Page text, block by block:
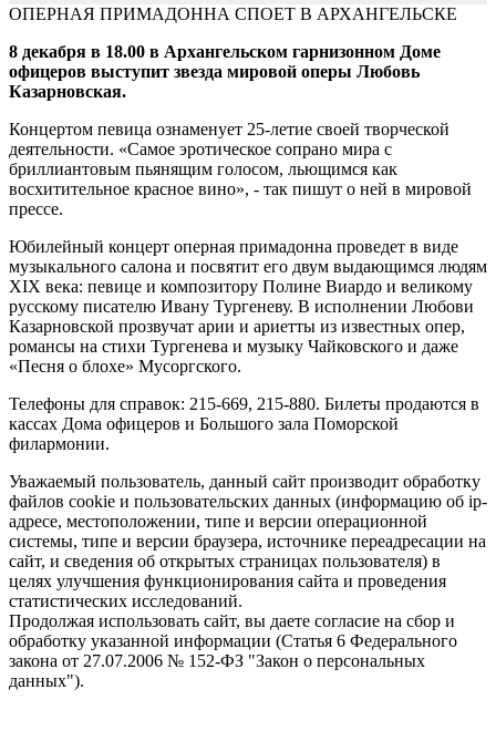
ОПЕРНАЯ ПРИМАДОННА СПОЕТ В АРХАНГЕЛЬСКЕ
8 декабря в 18.00 в Архангельском гарнизонном Доме
офицеров выступит звезда мировой оперы Любовь
Казарновская.
Концертом певица ознаменует 25-летие своей творческой
деятельности. «Самое эротическое сопрано мира с
бриллиантовым пьянящим голосом, льющимся как
восхитительное красное вино», - так пишут о ней в мировой
прессе.
Юбилейный концерт оперная примадонна проведет в виде
музыкального салона и посвятит его двум выдающимся людям
XIX века: певице и композитору Полине Виардо и великому
русскому писателю Ивану Тургеневу. В исполнении Любови
Казарновской прозвучат арии и ариетты из известных опер,
романсы на стихи Тургенева и музыку Чайковского и даже
«Песня о блохе» Мусоргского.
Телефоны для справок: 215-669, 215-880. Билеты продаются в
кассах Дома офицеров и Большого зала Поморской
филармонии.
Уважаемый пользователь, данный сайт производит обработку
файлов cookie и пользовательских данных (информацию об ip-
адресе, местоположении, типе и версии операционной
системы, типе и версии браузера, источнике переадресации на
сайт, и сведения об открытых страницах пользователя) в
целях улучшения функционирования сайта и проведения
статистических исследований.
Продолжая использовать сайт, вы даете согласие на сбор и
обработку указанной информации (Статья 6 Федерального
закона от 27.07.2006 № 152-ФЗ "Закон о персональных
данных").